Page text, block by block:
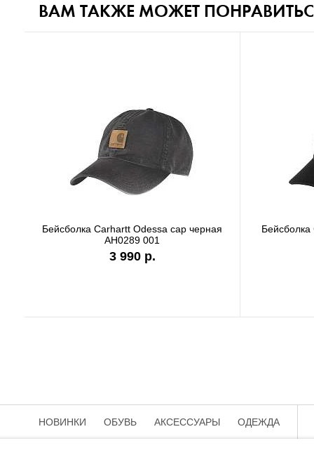
ВАМ ТАКЖЕ МОЖЕТ
Бейсболка Carhartt Odessa cap серая
AH0289 APH
3 990 р.
НОВИНКИ ОБУВЬ АКСЕССУАРЫ ОДЕЖДА